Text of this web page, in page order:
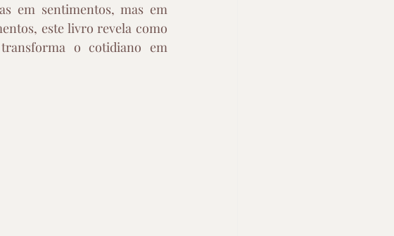
em sentimentos, mas em
este livro revela como
o cotidiano em